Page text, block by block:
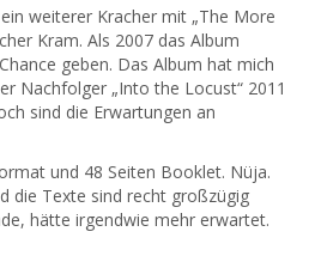
weiterer Kracher mit „The More
Kram. Als 2007 das Album
geben. Das Album hat mich
Nachfolger „Into the Locust“ 2011
sind die Erwartungen an
und 48 Seiten Booklet. Nüja.
die Texte sind recht großzügig
hätte irgendwie mehr erwartet.